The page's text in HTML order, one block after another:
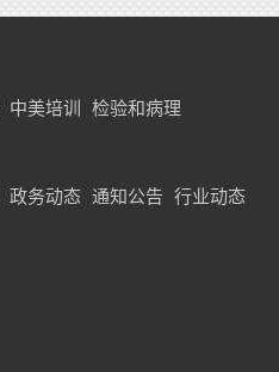
中美培训 检验和病理
政务动态 通知公告 行业动态